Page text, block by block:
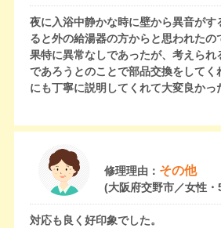
夜に入浴中静かな時に壁から異音がす
ると外の給湯器の方からと思われたの
果特に異常なしであったが、考えられ
であろうとのことで部品交換をしてく
にも丁寧に説明してくれて大変良かっ
修理理由： その他
(大阪府交野市／女性・
対応も良く好印象でした。